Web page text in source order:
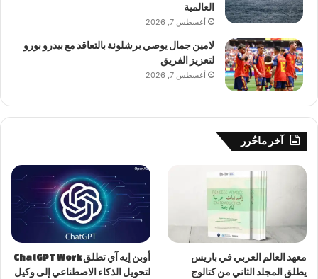
العالمية
أغسطس 7, 2026
لامين جمال يوصي برشلونة بالتعاقد مع بيدرو بورو
لتعزيز الفريق
أغسطس 7, 2026
آخر ماحُرر
معهد العالم العربي في باريس
يطلق المجلد الثاني من كتالوج
أوبن إيه آي تطلق ChatGPT Work
لتحويل الذكاء الاصطناعي إلى وكيل